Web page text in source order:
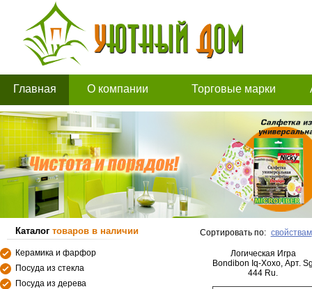
Главная О компании Торговые марки
Каталог товаров в наличии
Керамика и фарфор
Посуда из стекла
Посуда из дерева
Сортировать по: свойствам
Логическая Игра
Bondibon Iq-Хохо, Арт.
444 Ru.